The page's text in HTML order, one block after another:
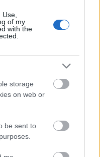
of my
with the
storage
on web or
be sent to
og menn Fillan